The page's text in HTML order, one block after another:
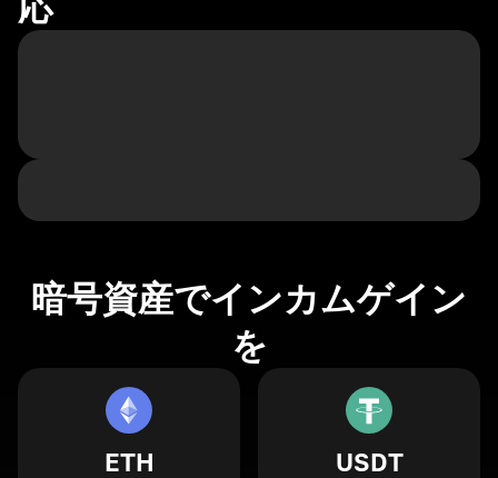
暗号資産でインカムゲイン
を
ETH USDT